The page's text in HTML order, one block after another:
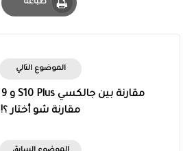
طباعة
الموضوع التالي
مقارنة شو أختار ؟!